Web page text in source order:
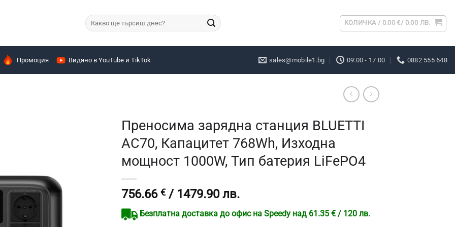
Търсене
за:
КОЛИЧКА / 0.00€/ 0.00 ЛВ.
Промоция Видяно в YouTube и TikTok sales@mobile1.bg 09:00 - 17:00 0882 555 648
Преносима зарядна станция BLUETTI
AC70, Капацитет 768Wh, Изходна
мощност 1000W, Тип батерия LiFePO4
756.66 € / 1479.90 лв.
Безплатна доставка до офис на Speedy над 61.35 € / 120 лв.